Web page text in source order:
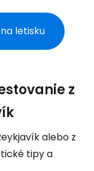
letisku
z
alebo z
tipy a